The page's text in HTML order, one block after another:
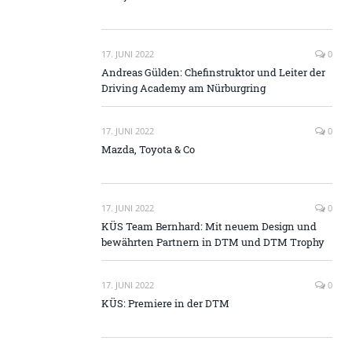
17. JUNI 2022 0
Andreas Gülden: Chefinstruktor und Leiter der
Driving Academy am Nürburgring
17. JUNI 2022 0
Mazda, Toyota & Co
17. JUNI 2022 0
KÜS Team Bernhard: Mit neuem Design und
bewährten Partnern in DTM und DTM Trophy
17. JUNI 2022 0
KÜS: Premiere in der DTM